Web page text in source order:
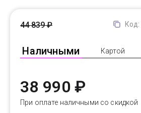
Код:
Наличными Картой
44 839 ₽
38 990 ₽
При оплате наличными со скидкой